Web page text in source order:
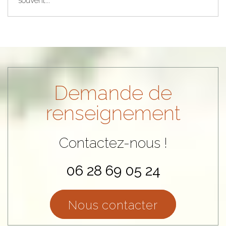
Demande de
renseignement
Contactez-nous !
06 28 69 05 24
Nous contacter